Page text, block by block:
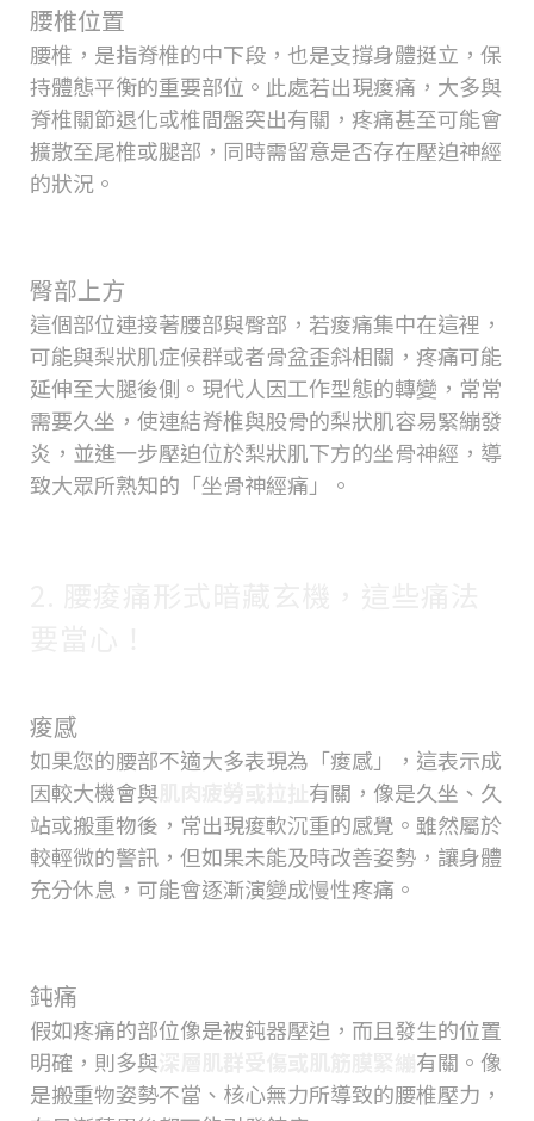
腰椎位置
腰椎，是指脊椎的中下段，也是支撐身體挺立，保
持體態平衡的重要部位。此處若出現痠痛，大多與
脊椎關節退化或椎間盤突出有關，疼痛甚至可能會
擴散至尾椎或腿部，同時需留意是否存在壓迫神經
的狀況。
臀部上方
這個部位連接著腰部與臀部，若痠痛集中在這裡，
可能與梨狀肌症候群或者骨盆歪斜相關，疼痛可能
延伸至大腿後側。現代人因工作型態的轉變，常常
需要久坐，使連結脊椎與股骨的梨狀肌容易緊繃發
炎，並進一步壓迫位於梨狀肌下方的坐骨神經，導
致大眾所熟知的「坐骨神經痛」。
痠感
如果您的腰部不適大多表現為「痠感」，這表示成
因較大機會與
有關，像是久坐、久
站或搬重物後，常出現痠軟沉重的感覺。雖然屬於
較輕微的警訊，但如果未能及時改善姿勢，讓身體
充分休息，可能會逐漸演變成慢性疼痛。
鈍痛
假如疼痛的部位像是被鈍器壓迫，而且發生的位置
明確，則多與
有關。像
是搬重物姿勢不當、核心無力所導致的腰椎壓力，